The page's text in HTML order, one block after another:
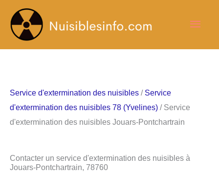
contenu
Service d'extermination des nuisibles / Service
d'extermination des nuisibles 78 (Yvelines) / Service
d'extermination des nuisibles Jouars-Pontchartrain
Contacter un service d'extermination des nuisibles à
Jouars-Pontchartrain, 78760